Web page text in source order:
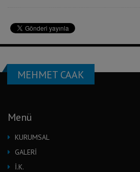
MEHMET CAAK
Menü
KURUMSAL
GALERİ
İ.K.